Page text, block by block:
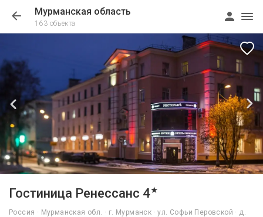
Мурманская область
163 объекта
Гостиница Ренессанс 4★
Россия · Мурманская обл. · г. Мурманск · ул. Софьи Перовской · д.